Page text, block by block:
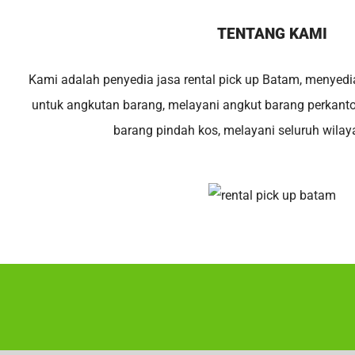
TENTANG KAMI
Kami adalah penyedia jasa rental pick up Batam,
untuk angkutan barang, melayani angkut barang
barang pindah kos, melayani seluruh